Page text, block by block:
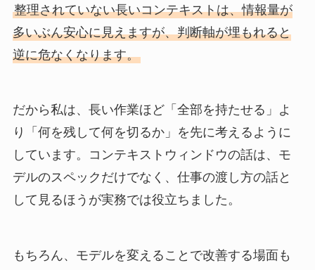
整理されていない長いコンテキストは、情報量が
多いぶん安心に見えますが、判断軸が埋もれると
逆に危なくなります。
だから私は、長い作業ほど「全部を持たせる」よ
り「何を残して何を切るか」を先に考えるように
しています。コンテキストウィンドウの話は、モ
デルのスペックだけでなく、仕事の渡し方の話と
して見るほうが実務では役立ちました。
もちろん、モデルを変えることで改善する場面も